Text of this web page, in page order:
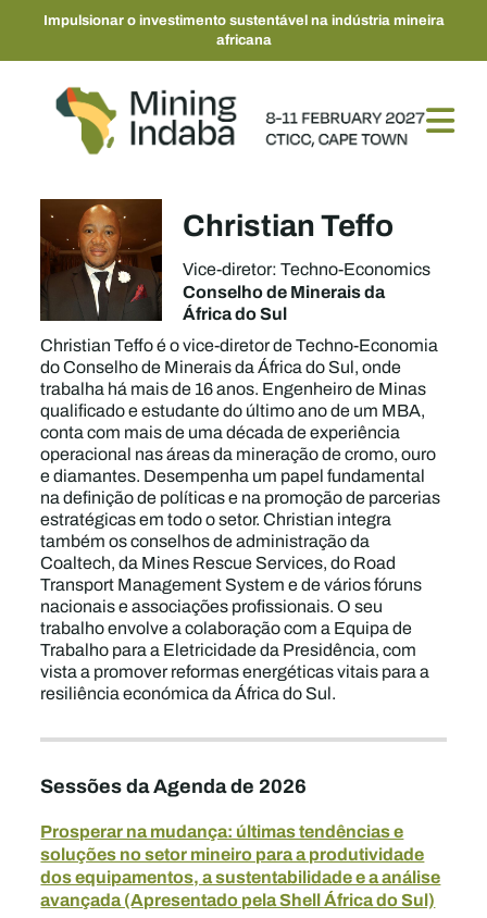
Impulsionar o investimento sustentável na indústria mineira
africana
Christian Teffo
Vice-diretor: Techno-Economics
Conselho de Minerais da
África do Sul
Christian Teffo é o vice-diretor de Techno-Economia
do Conselho de Minerais da África do Sul, onde
trabalha há mais de 16 anos. Engenheiro de Minas
qualificado e estudante do último ano de um MBA,
conta com mais de uma década de experiência
operacional nas áreas da mineração de cromo, ouro
e diamantes. Desempenha um papel fundamental
na definição de políticas e na promoção de parcerias
estratégicas em todo o setor. Christian integra
também os conselhos de administração da
Coaltech, da Mines Rescue Services, do Road
Transport Management System e de vários fóruns
nacionais e associações profissionais. O seu
trabalho envolve a colaboração com a Equipa de
Trabalho para a Eletricidade da Presidência, com
vista a promover reformas energéticas vitais para a
resiliência económica da África do Sul.
Sessões da Agenda de 2026
Prosperar na mudança: últimas tendências e
soluções no setor mineiro para a produtividade
dos equipamentos, a sustentabilidade e a análise
avançada (Apresentado pela Shell África do Sul)